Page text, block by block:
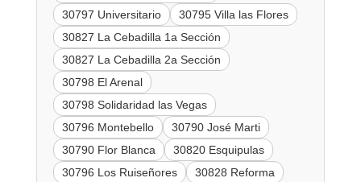
30797 Universitario
30795 Villa las Flores
30827 La Cebadilla 1a Sección
30827 La Cebadilla 2a Sección
30798 El Arenal
30798 Solidaridad las Vegas
30796 Montebello
30790 José Marti
30790 Flor Blanca
30820 Esquipulas
30796 Los Ruiseñores
30828 Reforma